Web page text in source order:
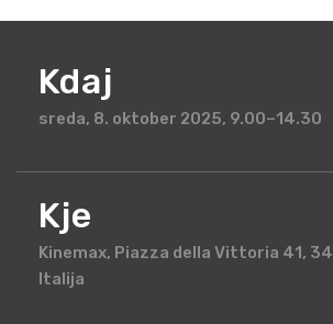
Kdaj
sreda, 8. oktober 2025, 9.00–14.30
Kje
Kinemax, Piazza della Vittoria 41,
Italija